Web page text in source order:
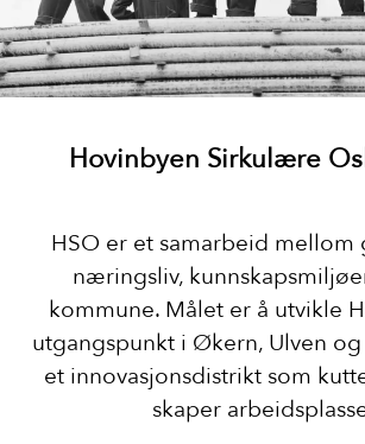
Hovinbyen Sirkulære
HSO er et samarbeid mellom
næringsliv,
kommune. Målet er å utvikle
utgangspunkt i Økern, Ulven
et innovasjonsdistrikt som
skaper